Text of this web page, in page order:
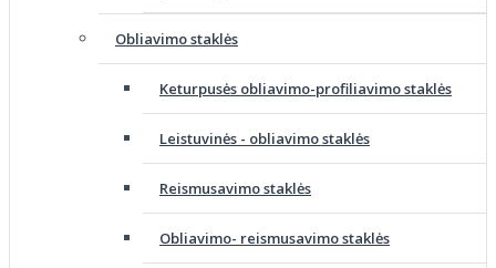
Obliavimo staklės
Keturpusės obliavimo-profiliavimo staklės
Leistuvinės - obliavimo staklės
Reismusavimo staklės
Obliavimo- reismusavimo staklės